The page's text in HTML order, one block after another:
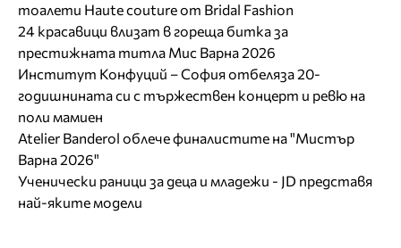
тоалети Haute couture от Bridal Fashion
24 красавици влизат в гореща битка за
престижната титла Мис Варна 2026
Институт Конфуций – София отбеляза 20-
годишнината си с тържествен концерт и ревю на
поли мамиен
Atelier Banderol облече финалистите на "Мистър
Варна 2026"
Ученически раници за деца и младежи - JD представя
най-яките модели